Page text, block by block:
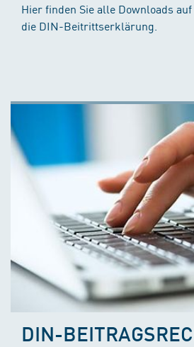
Hier finden Sie alle Downloads
die DIN-Beitrittserklärung.
DIN-